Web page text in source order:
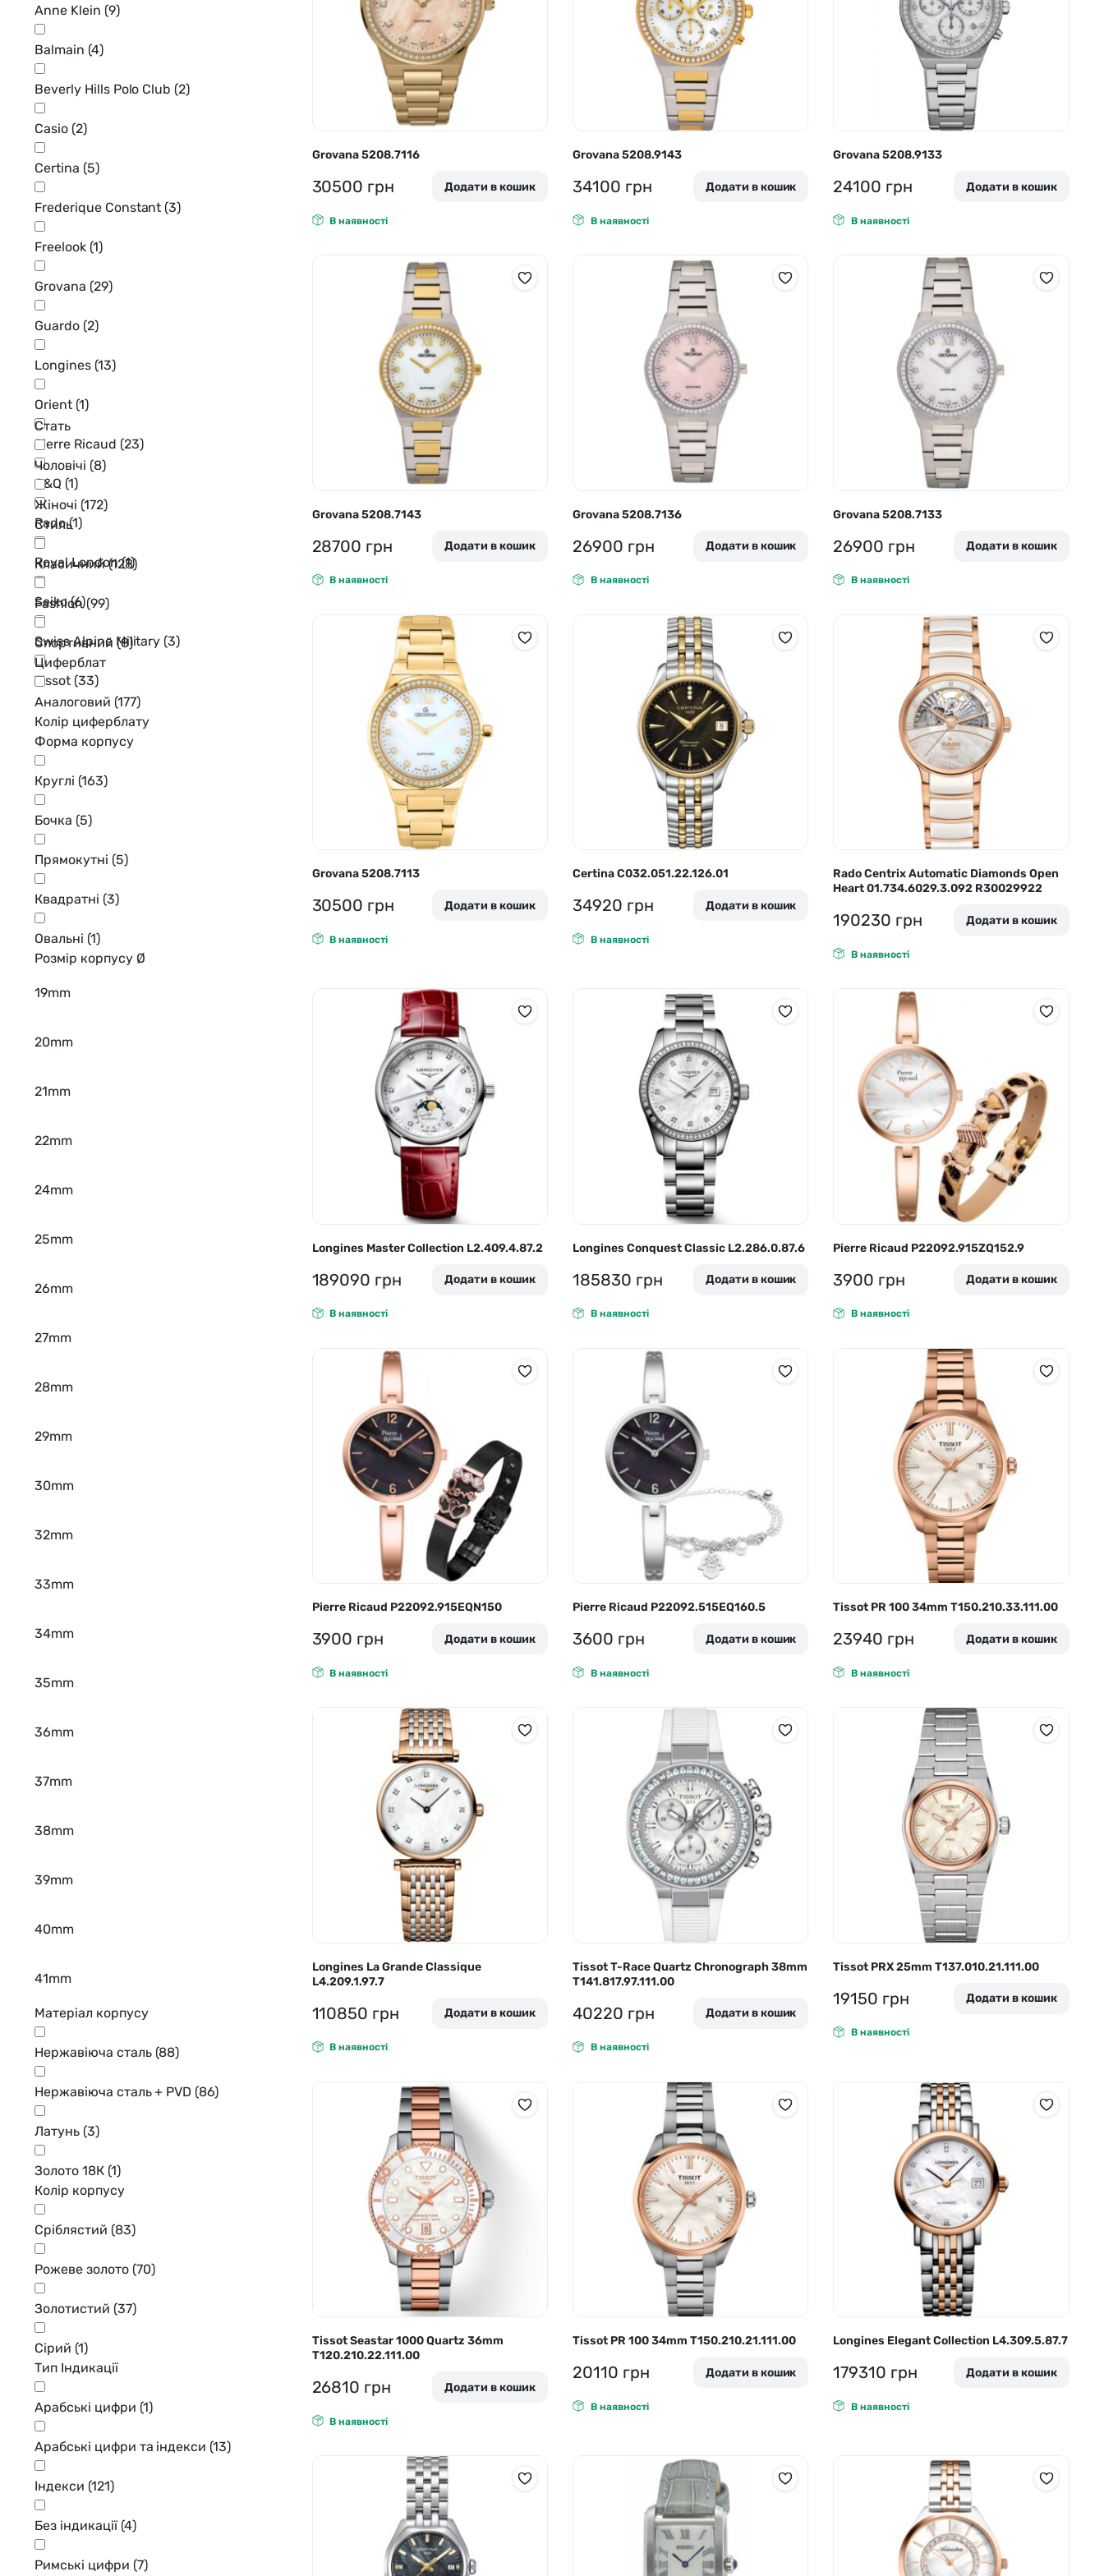
Casio
Certina 🇨🇭
Guardo
Jacques Lemans
Pierre Ricaud
Swiss Alpine Military 🇨🇭
Діаманти
Перламутр
Римські цифри та індекси
Арабські цифри
Grovana 5208.7116
30500 грн Додати в кошик
В наявності
Grovana 5208.9143
34100 грн Додати в кошик
В наявності
Grovana 5208.9133
24100 грн Додати в кошик
В наявності
Grovana 5208.7143
28700 грн Додати в кошик
В наявності
Grovana 5208.7136
26900 грн Додати в кошик
В наявності
Grovana 5208.7133
26900 грн Додати в кошик
В наявності
Grovana 5208.7113
30500 грн Додати в кошик
В наявності
Certina C032.051.22.126.01
34920 грн Додати в кошик
В наявності
Rado Centrix Automatic Diamonds Open
Heart 01.734.6029.3.092 R30029922
190230 грн Додати в кошик
В наявності
Longines Master Collection L2.409.4.87.2
189090 грн Додати в кошик
В наявності
Longines Conquest Classic L2.286.0.87.6
185830 грн Додати в кошик
В наявності
Pierre Ricaud P22092.915ZQ152.9
3900 грн Додати в кошик
В наявності
Pierre Ricaud P22092.915EQN150
3900 грн Додати в кошик
В наявності
Pierre Ricaud P22092.515EQ160.5
3600 грн Додати в кошик
В наявності
Tissot PR 100 34mm T150.210.33.111.00
23940 грн Додати в кошик
В наявності
Longines La Grande Classique
L4.209.1.97.7
110850 грн Додати в кошик
В наявності
Tissot T-Race Quartz Chronograph 38mm
T141.817.97.111.00
40220 грн Додати в кошик
В наявності
Tissot PRX 25mm T137.010.21.111.00
19150 грн Додати в кошик
В наявності
Tissot Seastar 1000 Quartz 36mm
T120.210.22.111.00
26810 грн Додати в кошик
В наявності
Tissot PR 100 34mm T150.210.21.111.00
20110 грн Додати в кошик
В наявності
Longines Elegant Collection L4.309.5.87.7
179310 грн Додати в кошик
В наявності
Anne Klein (9)
Balmain (4)
Beverly Hills Polo Club (2)
Casio (2)
Certina (5)
Frederique Constant (3)
Freelook (1)
Grovana (29)
Guardo (2)
Longines (13)
Orient (1)
Pierre Ricaud (23)
Q&Q (1)
Rado (1)
Royal London (1)
Seiko (6)
Swiss Alpine Military (3)
Tissot (33)
Стать
Чоловічі (8)
Жіночі (172)
Стиль
Класичний (128)
Fashion (99)
Спортивний (8)
Циферблат
Аналоговий (177)
Колір циферблату
Форма корпусу
Круглі (163)
Бочка (5)
Прямокутні (5)
Квадратні (3)
Овальні (1)
Розмір корпусу Ø
19mm
20mm
21mm
22mm
24mm
25mm
26mm
27mm
28mm
29mm
30mm
32mm
33mm
34mm
35mm
36mm
37mm
38mm
39mm
40mm
41mm
Матеріал корпусу
Нержавіюча сталь (88)
Нержавіюча сталь + PVD (86)
Латунь (3)
Золото 18К (1)
Колір корпусу
Сріблястий (83)
Рожеве золото (70)
Золотистий (37)
Сірий (1)
Тип Індикації
Арабські цифри (1)
Арабські цифри та індекси (13)
Індекси (121)
Без індикації (4)
Римські цифри (7)